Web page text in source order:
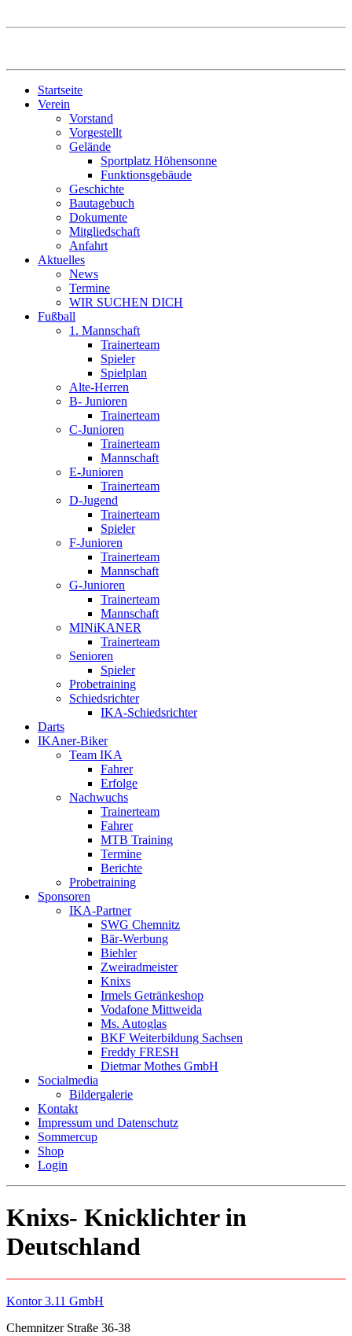
Startseite
Verein
Vorstand
Vorgestellt
Gelände
Sportplatz Höhensonne
Funktionsgebäude
Geschichte
Bautagebuch
Dokumente
Mitgliedschaft
Anfahrt
Aktuelles
News
Termine
WIR SUCHEN DICH
Fußball
1. Mannschaft
Trainerteam
Spieler
Spielplan
Alte-Herren
B- Junioren
Trainerteam
C-Junioren
Trainerteam
Mannschaft
E-Junioren
Trainerteam
D-Jugend
Trainerteam
Spieler
F-Junioren
Trainerteam
Mannschaft
G-Junioren
Trainerteam
Mannschaft
MINiKANER
Trainerteam
Senioren
Spieler
Probetraining
Schiedsrichter
IKA-Schiedsrichter
Darts
IKAner-Biker
Team IKA
Fahrer
Erfolge
Nachwuchs
Trainerteam
Fahrer
MTB Training
Termine
Berichte
Probetraining
Sponsoren
IKA-Partner
SWG Chemnitz
Bär-Werbung
Biehler
Zweiradmeister
Knixs
Irmels Getränkeshop
Vodafone Mittweida
Ms. Autoglas
BKF Weiterbildung Sachsen
Freddy FRESH
Dietmar Mothes GmbH
Socialmedia
Bildergalerie
Kontakt
Impressum und Datenschutz
Sommercup
Shop
Login
Knixs- Knicklichter in
Deutschland
Kontor 3.11 GmbH
Chemnitzer Straße 36-38